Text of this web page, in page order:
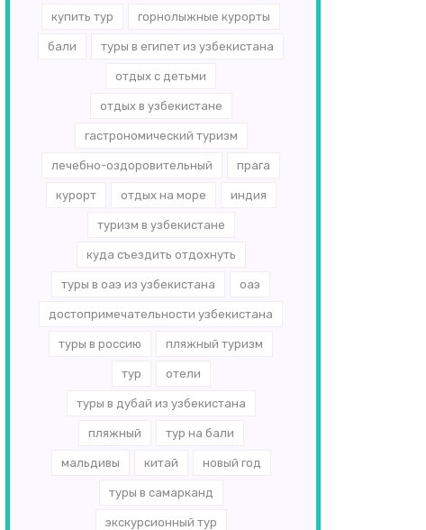
купить тур горнолыжные курорты
бали туры в египет из узбекистана
отдых с детьми
отдых в узбекистане
гастрономический туризм
лечебно-оздоровительный прага
курорт отдых на море индия
туризм в узбекистане
куда съездить отдохнуть
туры в оаэ из узбекистана оаэ
достопримечательности узбекистана
туры в россию пляжный туризм
тур отели
туры в дубай из узбекистана
пляжный тур на бали
мальдивы китай новый год
туры в самарканд
экскурсионный тур